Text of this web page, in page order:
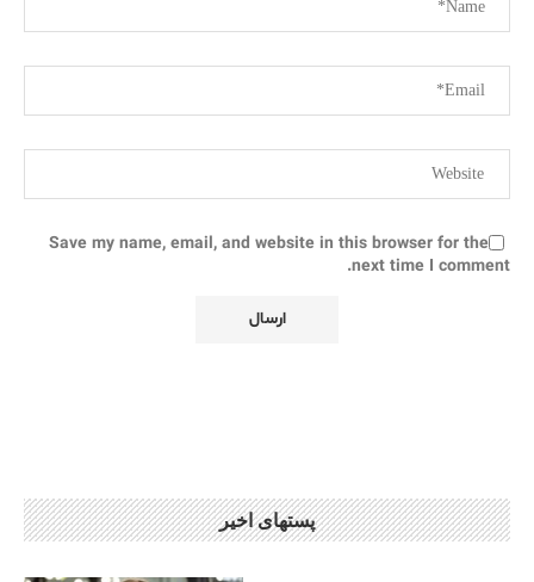
Save my name, email, and website in this browser for the
next time I comment.
پستهای اخیر